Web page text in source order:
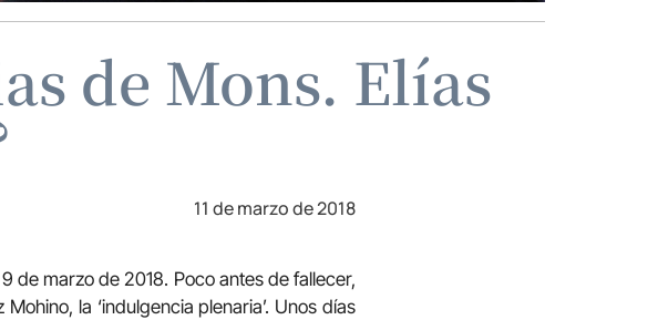
de Mons. Elías
11 de marzo de 2018
de marzo de 2018. Poco antes de fallecer,
la ‘indulgencia plenaria’. Unos días